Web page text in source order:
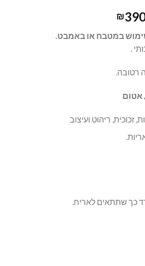
₪
במטבח או באמבט.
.
רטובה.
אטום
זכוכית, ריהוט ועיצוב
כך שתתאים לאריח.